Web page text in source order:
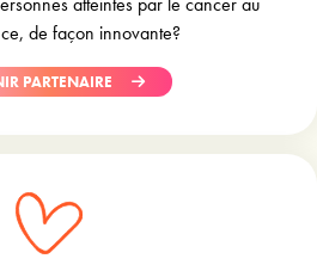
de façon innovante?
PARTENAIRE